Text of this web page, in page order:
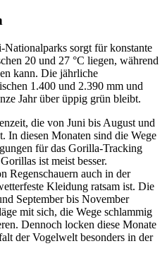
sorgt für konstante
20 und 27 °C liegen, während
kann. Die jährliche
1.400 und 2.390 mm und
Jahr über üppig grün bleibt.
die von Juni bis August und
In diesen Monaten sind die Wege
für das Gorilla-Tracking
ist meist besser.
Regenschauern auch in der
Kleidung ratsam ist. Die
September bis November
mit sich, die Wege schlammig
Dennoch locken diese Monate
der Vogelwelt besonders in der